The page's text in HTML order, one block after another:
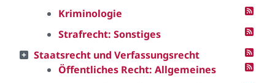
Kriminologie
Strafrecht: Sonstiges
Staatsrecht und Verfassungsrecht
Öffentliches Recht: Allgemeines